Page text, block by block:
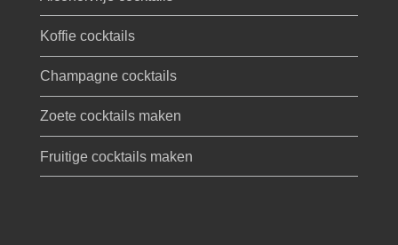
Koffie cocktails
Champagne cocktails
Zoete cocktails maken
Fruitige cocktails maken